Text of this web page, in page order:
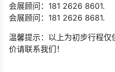
会展顾问：181 2626 8601.
会展顾问：181 2626 8681.
温馨提示：以上为初步行程
价请联系我们！